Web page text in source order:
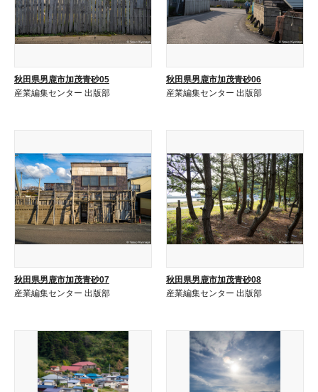
秋田県男鹿市加茂青砂05
産業編集センター 出版部
秋田県男鹿市加茂青砂06
産業編集センター 出版部
秋田県男鹿市加茂青砂07
産業編集センター 出版部
秋田県男鹿市加茂青砂08
産業編集センター 出版部